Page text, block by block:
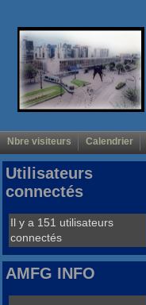
Nbre visiteurs Calendrier
Utilisateurs
connectés
Il y a 151 utilisateurs
connectés
AMFG INFO